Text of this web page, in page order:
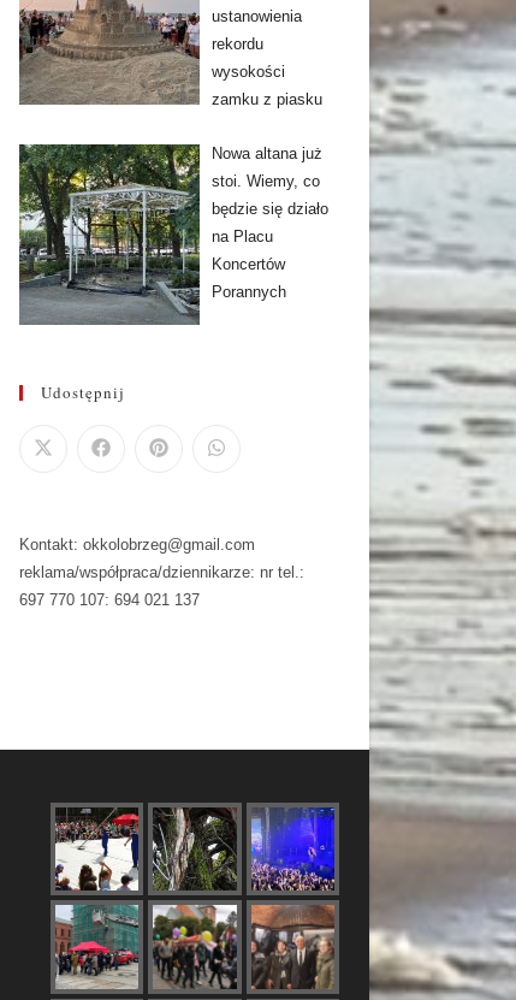
ustanowienia
rekordu
wysokości
zamku z piasku
Nowa altana już
stoi. Wiemy, co
będzie się działo
na Placu
Koncertów
Porannych
Udostępnij
Kontakt: okkolobrzeg@gmail.com
reklama/współpraca/dziennikarze: nr tel.:
697 770 107: 694 021 137